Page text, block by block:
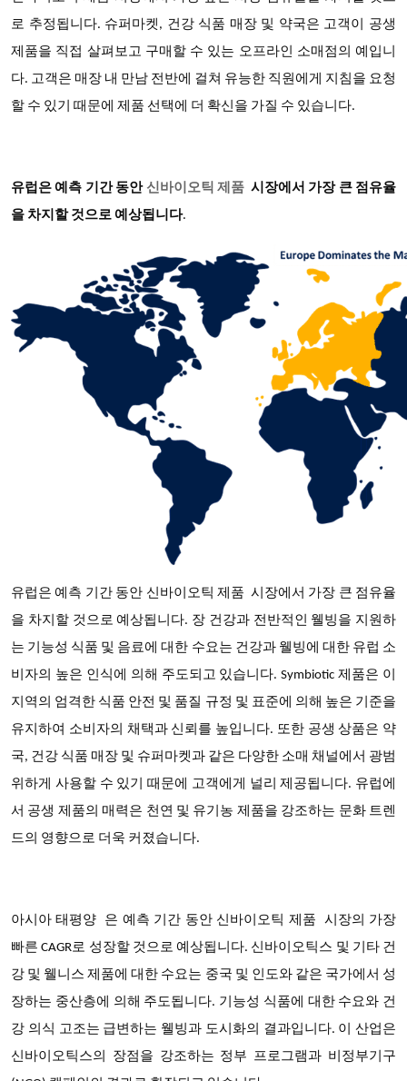
로 추정됩니다. 슈퍼마켓, 건강 식품 매장 및 약국은 고객이 공생
제품을 직접 살펴보고 구매할 수 있는 오프라인 소매점의 예입니
다. 고객은 매장 내 만남 전반에 걸쳐 유능한 직원에게 지침을 요청
할 수 있기 때문에 제품 선택에 더 확신을 가질 수 있습니다.
유럽은 예측 기간 동안 신바이오틱 제품 시장에서 가장 큰 점유율
을 차지할 것으로 예상됩니다.
유럽은 예측 기간 동안 신바이오틱 제품 시장에서 가장 큰 점유율
을 차지할 것으로 예상됩니다. 장 건강과 전반적인 웰빙을 지원하
는 기능성 식품 및 음료에 대한 수요는 건강과 웰빙에 대한 유럽 소
비자의 높은 인식에 의해 주도되고 있습니다. Symbiotic 제품은 이
지역의 엄격한 식품 안전 및 품질 규정 및 표준에 의해 높은 기준을
유지하여 소비자의 채택과 신뢰를 높입니다. 또한 공생 상품은 약
국, 건강 식품 매장 및 슈퍼마켓과 같은 다양한 소매 채널에서 광범
위하게 사용할 수 있기 때문에 고객에게 널리 제공됩니다. 유럽에
서 공생 제품의 매력은 천연 및 유기농 제품을 강조하는 문화 트렌
드의 영향으로 더욱 커졌습니다.
아시아 태평양 은 예측 기간 동안 신바이오틱 제품 시장의 가장
빠른 CAGR로 성장할 것으로 예상됩니다. 신바이오틱스 및 기타 건
강 및 웰니스 제품에 대한 수요는 중국 및 인도와 같은 국가에서 성
장하는 중산층에 의해 주도됩니다. 기능성 식품에 대한 수요와 건
강 의식 고조는 급변하는 웰빙과 도시화의 결과입니다. 이 산업은
신바이오틱스의 장점을 강조하는 정부 프로그램과 비정부기구